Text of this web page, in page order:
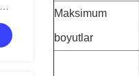
Maksimum
boyutlar